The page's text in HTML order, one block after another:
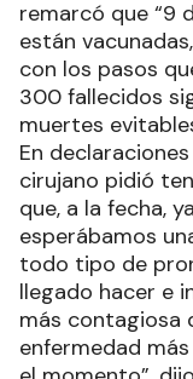
remarcó que “9
están
con los pasos
300 fallecidos
muertes
En
cirujano pidió
que, a la fecha,
esperábamos
todo tipo de
llegado hacer e
más contagiosa
enfermedad